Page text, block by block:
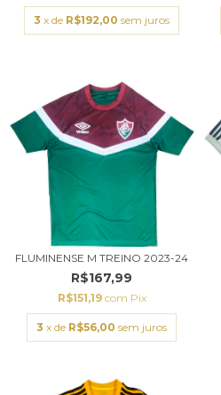
3 x de R$192,00 sem juros
FLUMINENSE M TREINO 2023-24
R$167,99
R$151,19 com Pix
3 x de R$56,00 sem juros